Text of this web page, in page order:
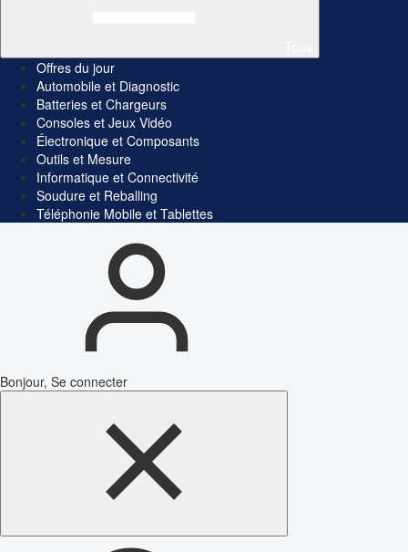
Offres du jour
Automobile et Diagnostic
Batteries et Chargeurs
Consoles et Jeux Vidéo
Électronique et Composants
Outils et Mesure
Informatique et Connectivité
Soudure et Reballing
Téléphonie Mobile et Tablettes
Bonjour, Se connecter